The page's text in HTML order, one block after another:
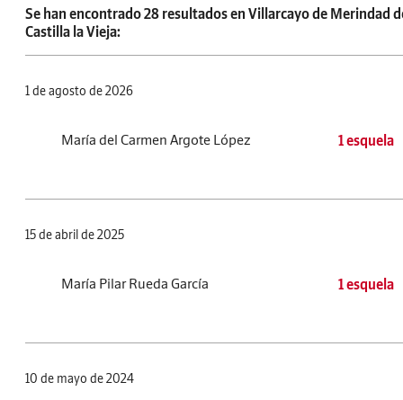
Se han encontrado 28 resultados en Villarcayo de Merindad
Castilla la Vieja:
1 de agosto de 2026
María del Carmen Argote López 1 esquela
15 de abril de 2025
María Pilar Rueda García 1 esquela
10 de mayo de 2024